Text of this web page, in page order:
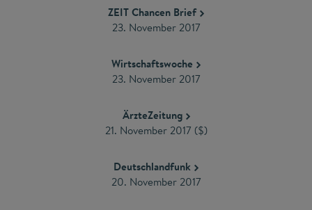
ZEIT Chancen Brief
23. November 2017
Wirtschaftswoche
23. November 2017
ÄrzteZeitung
21. November 2017 ($)
Deutschlandfunk
20. November 2017